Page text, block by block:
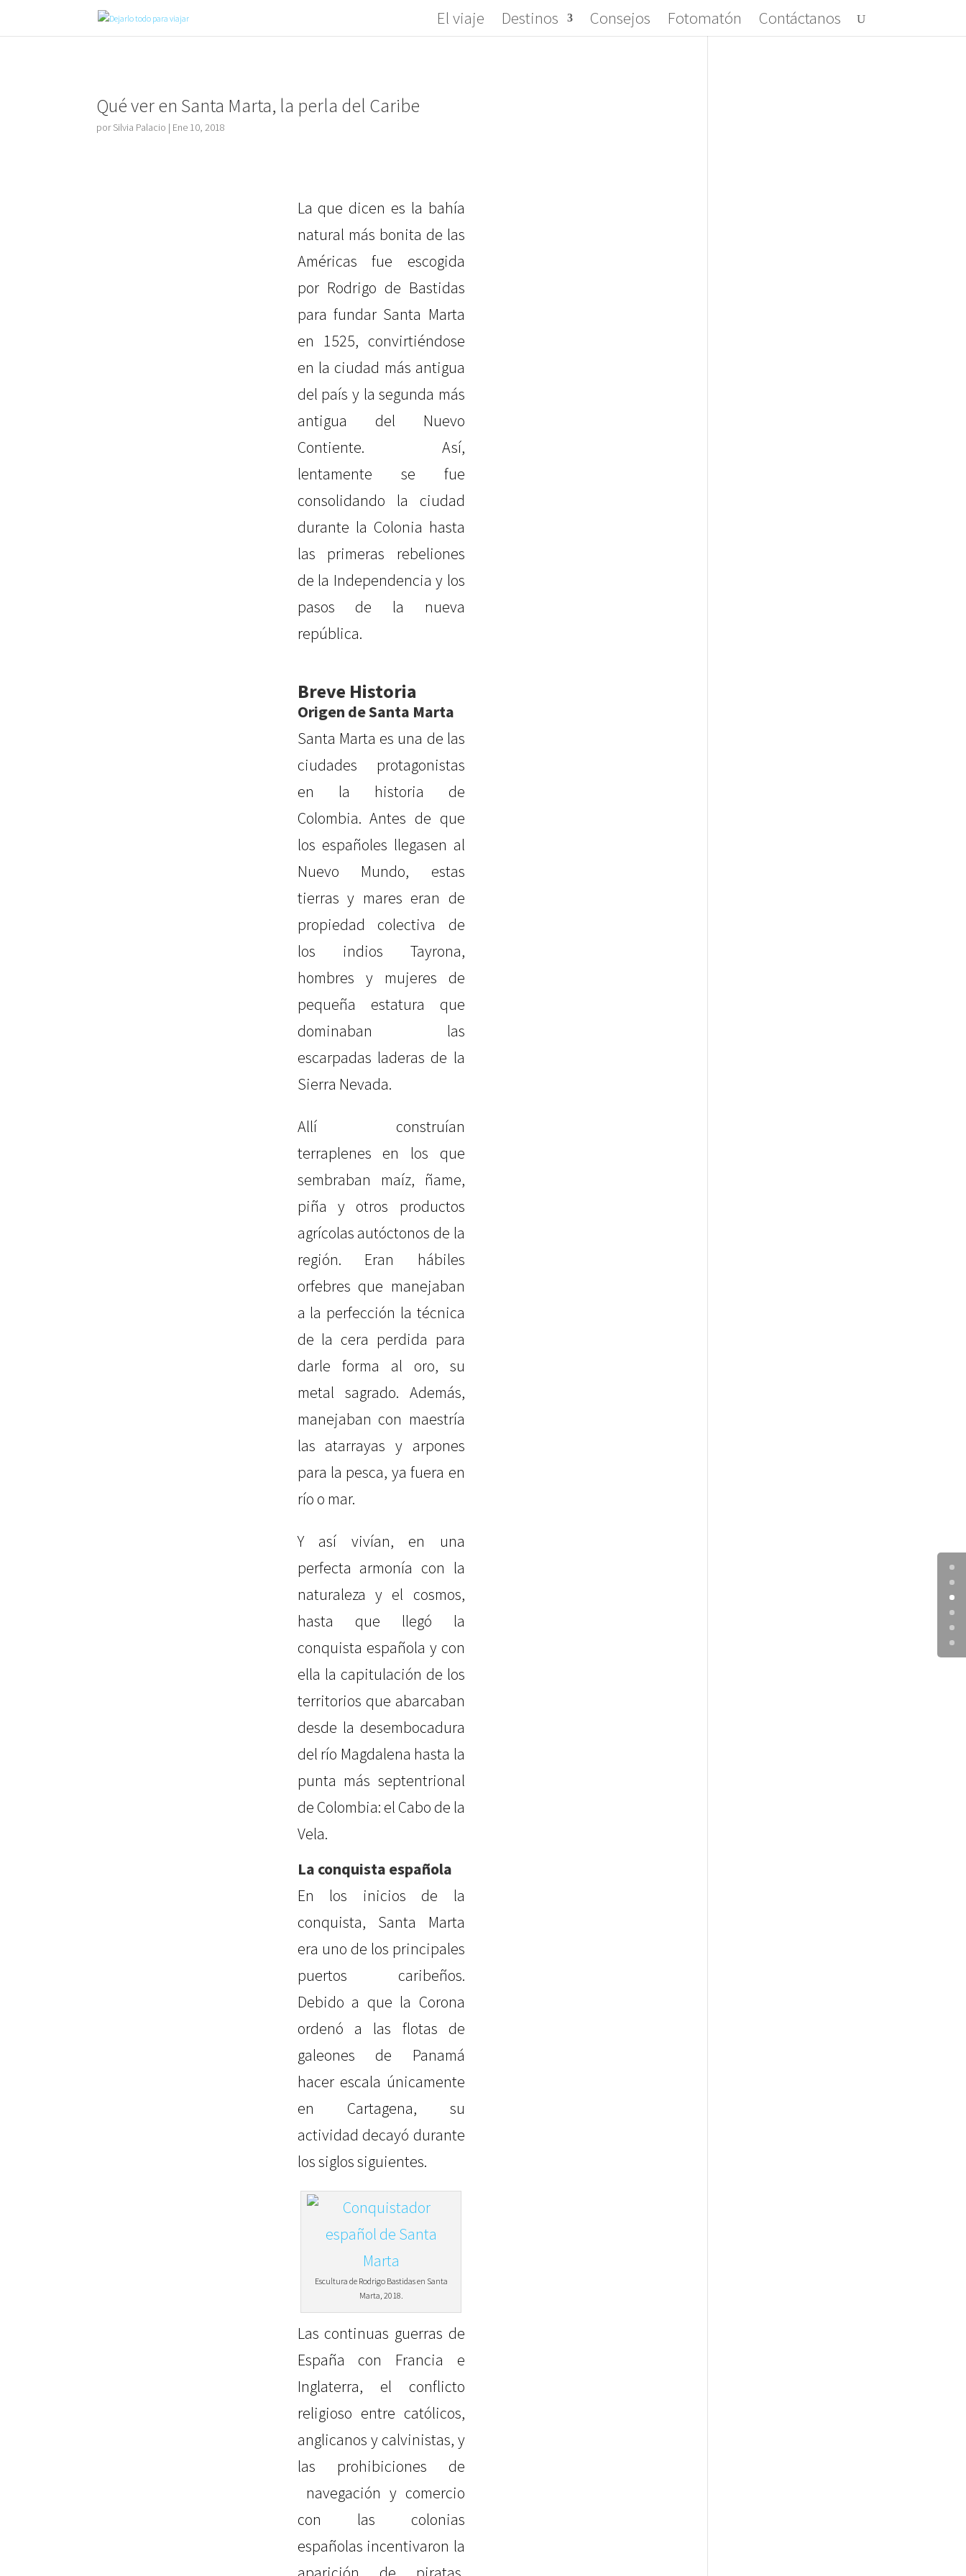
El viaje Destinos Consejos Fotomatón Contáctanos
Qué ver en Santa Marta, la perla del Caribe
porSilvia Palacio | Ene 10, 2018
La que dicen es la bahía
natural más bonita de las
Américas fue escogida
por Rodrigo de Bastidas
para fundar Santa Marta
en 1525, convirtiéndose
en la ciudad más antigua
del país y la segunda más
antigua del Nuevo
Contiente. Así,
lentamente se fue
consolidando la ciudad
durante la Colonia hasta
las primeras rebeliones
de la Independencia y los
pasos de la nueva
república.
Breve Historia
Origen de Santa Marta
Santa Marta es una de las
ciudades protagonistas
en la historia de
Colombia. Antes de que
los españoles llegasen al
Nuevo Mundo, estas
tierras y mares eran de
propiedad colectiva de
los indios Tayrona,
hombres y mujeres de
pequeña estatura que
dominaban las
escarpadas laderas de la
Sierra Nevada.
Allí construían
terraplenes en los que
sembraban maíz, ñame,
piña y otros productos
agrícolas autóctonos de la
región. Eran hábiles
orfebres que manejaban
a la perfección la técnica
de la cera perdida para
darle forma al oro, su
metal sagrado. Además,
manejaban con maestría
las atarrayas y arpones
para la pesca, ya fuera en
río o mar.
Y así vivían, en una
perfecta armonía con la
naturaleza y el cosmos,
hasta que llegó la
conquista española y con
ella la capitulación de los
territorios que abarcaban
desde la desembocadura
del río Magdalena hasta la
punta más septentrional
de Colombia: el Cabo de la
Vela.
La conquista española
En los inicios de la
conquista, Santa Marta
era uno de los principales
puertos caribeños.
Debido a que la Corona
ordenó a las flotas de
galeones de Panamá
hacer escala únicamente
en Cartagena, su
actividad decayó durante
los siglos siguientes.
Escultura de Rodrigo Bastidas en Santa
Marta, 2018.
Las continuas guerras de
España con Francia e
Inglaterra, el conflicto
religioso entre católicos,
anglicanos y calvinistas, y
las prohibiciones de
navegación y comercio
con las colonias
españolas incentivaron la